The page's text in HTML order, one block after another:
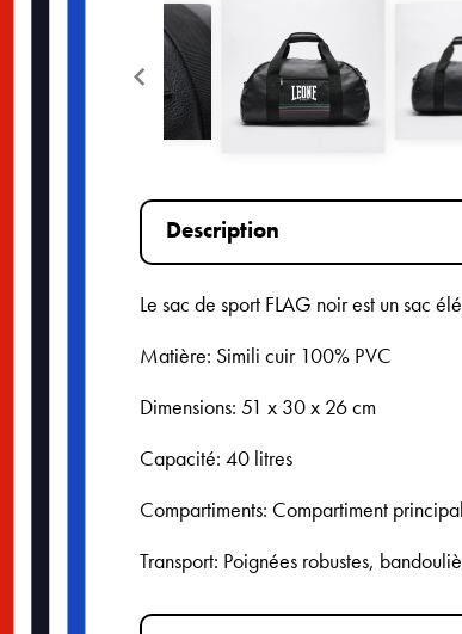
Description
Le sac de sport FLAG noir est un sac
Matière: Simili cuir 100% PVC
Dimensions: 51 x 30 x 26 cm
Capacité: 40 litres
Compartiments: Compartiment
Transport: Poignées robustes,